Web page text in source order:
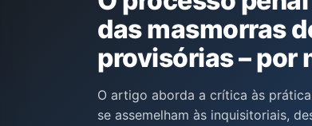
das masmorras
provisórias – por
O artigo aborda a crítica às
se assemelham às inquisitoriais,